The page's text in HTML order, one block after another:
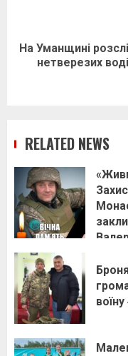
На Уманщині
нетверезих
RELATED NEWS